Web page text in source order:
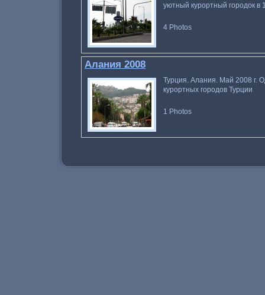
уютный курортный городок в
4 Photos
Алания 2008
Турция. Алания. Май 2008 г.
курортных городов Турции
1 Photos